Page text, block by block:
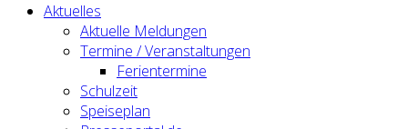
Aktuelles
Aktuelle Meldungen
Termine / Veranstaltungen
Ferientermine
Schulzeit
Speiseplan